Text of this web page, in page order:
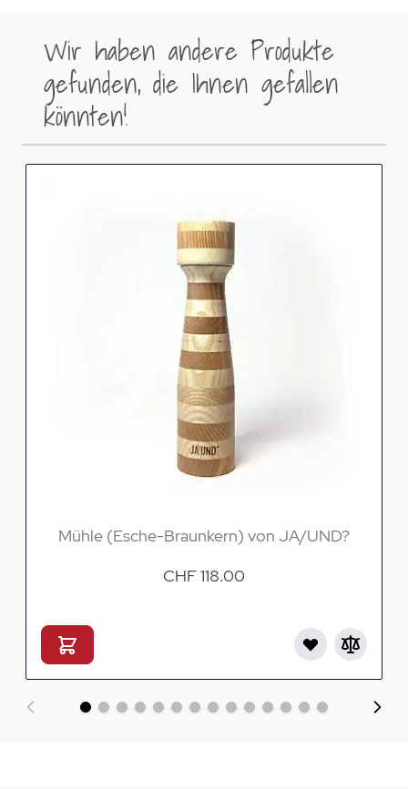
Wir haben andere Produkte
gefunden, die Ihnen gefallen
könnten!
Mühle (Esche-Braunkern) von JA/UND?
CHF 118.00